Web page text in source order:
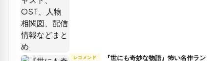
レコメンド